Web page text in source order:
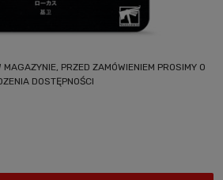
MAGAZYNIE, PRZED ZAMÓWIENIEM PROSIMY O
DOSTĘPNOŚCI